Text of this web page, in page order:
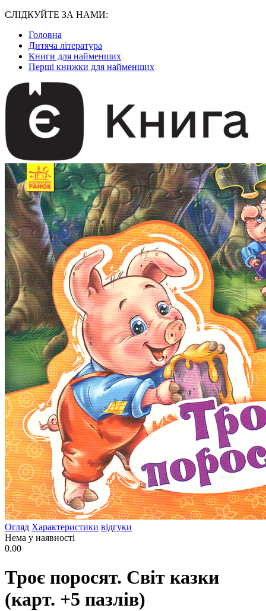
СЛІДКУЙТЕ ЗА НАМИ:
Головна
Дитяча література
Книги для найменших
Перші книжки для найменших
Огляд Характеристики відгуки
Нема у наявності
0.00
Троє поросят. Світ казки
(карт. +5 пазлів)